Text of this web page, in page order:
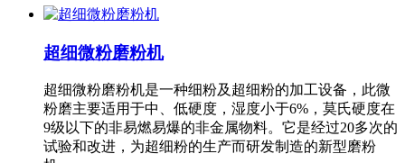
超细微粉磨粉机
超细微粉磨粉机是一种细粉及超细粉的加工设备，此微
粉磨主要适用于中、低硬度，湿度小于6%，莫氏硬度在
9级以下的非易燃易爆的非金属物料。它是经过20多次的
试验和改进，为超细粉的生产而研发制造的新型磨粉